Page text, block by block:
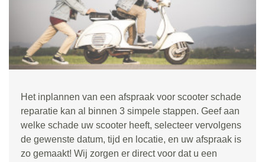
Het inplannen van een afspraak voor scooter schade
reparatie kan al binnen 3 simpele stappen. Geef aan
welke schade uw scooter heeft, selecteer vervolgens
de gewenste datum, tijd en locatie, en uw afspraak is
zo gemaakt! Wij zorgen er direct voor dat u een